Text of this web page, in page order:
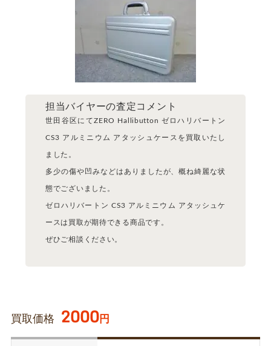
担当バイヤーの査定コメント
世田谷区にてZERO Hallibutton ゼロハリバートン
CS3 アルミニウム アタッシュケースを買取いたし
ました。
多少の傷や凹みなどはありましたが、概ね綺麗な状
態でございました。
ゼロハリバートン CS3 アルミニウム アタッシュケ
ースは買取が期待できる商品です。
ぜひご相談ください。
買取価格 2000円